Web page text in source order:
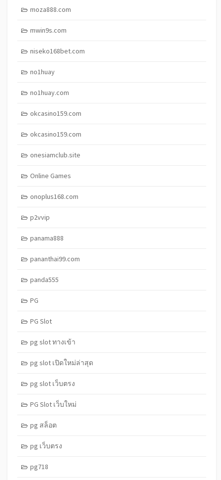
moza888.com
mwin9s.com
niseko168bet.com
no1huay
no1huay.com
okcasino159.com
okcasino159.com
onesiamclub.site
Online Games
onoplus168.com
p2vvip
panama888
pananthai99.com
panda555
PG
PG Slot
pg slot ทางเข้า
pg slot เปิดใหม่ล่าสุด
pg slot เว็บตรง
PG Slot เว็บใหม่
pg สล็อต
pg เว็บตรง
pg718